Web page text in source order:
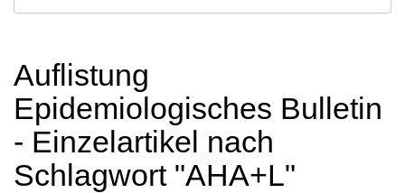
Auflistung
Epidemiologisches Bulletin
- Einzelartikel nach
Schlagwort "AHA+L"